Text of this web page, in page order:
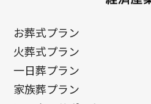
お葬式プラン
火葬式プラン
一日葬プラン
家族葬プラン